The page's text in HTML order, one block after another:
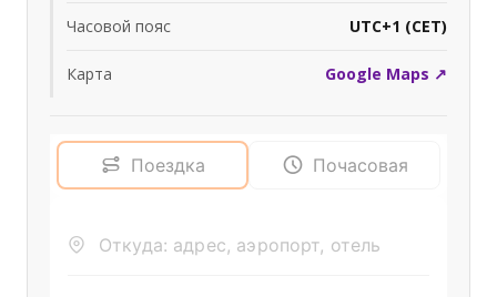
Часовой пояс UTC+1 (CET)
Карта Google Maps ↗